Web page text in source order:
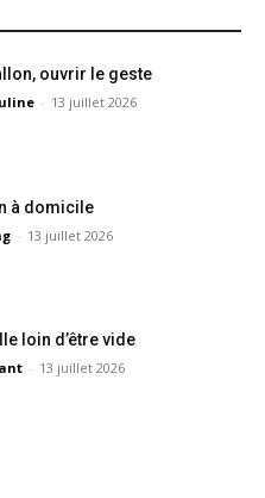
ouvrir le geste
- 13 juillet 2026
à domicile
- 13 juillet 2026
loin d’être vide
- 13 juillet 2026